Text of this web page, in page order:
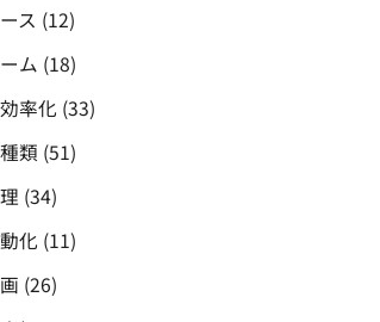
ス (12)
ム (18)
率化 (33)
類 (51)
(34)
化 (11)
(26)